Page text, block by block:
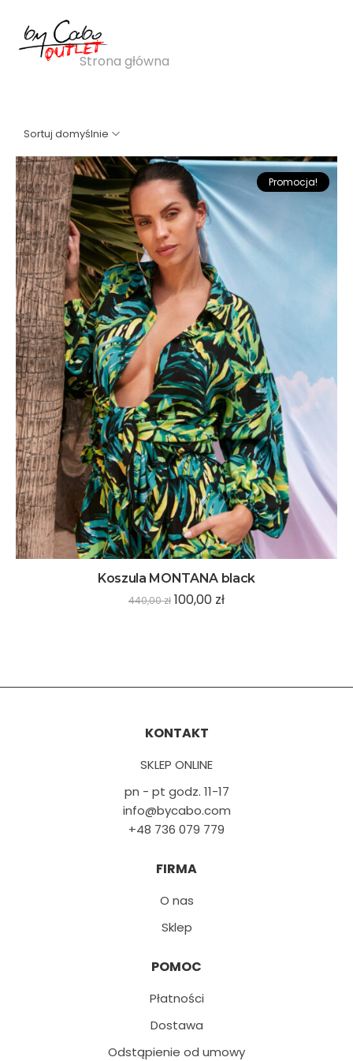
koszula w liście
Strona główna
Sortuj domyślnie
Promocja!
Koszula MONTANA black
440,00zł 100,00 zł
KONTAKT
SKLEP ONLINE
pn - pt godz. 11-17
info@bycabo.com
+48 736 079 779
FIRMA
O nas
Sklep
POMOC
Płatności
Dostawa
Odstąpienie od umowy